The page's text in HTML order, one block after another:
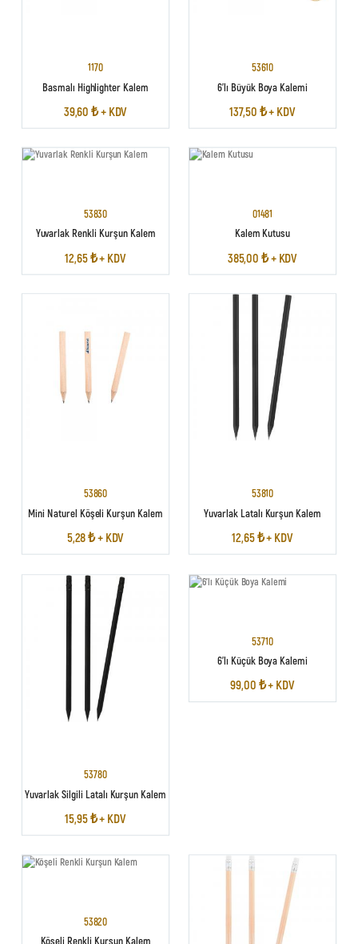
1170
Basmalı Highlighter Kalem
39,60 ₺ + KDV
53610
6’lı Büyük Boya Kalemi
137,50 ₺ + KDV
53830
Yuvarlak Renkli Kurşun Kalem
12,65 ₺ + KDV
01481
Kalem Kutusu
385,00 ₺ + KDV
53860
Mini Naturel Köşeli Kurşun Kalem
5,28 ₺ + KDV
53810
Yuvarlak Latalı Kurşun Kalem
12,65 ₺ + KDV
53780
Yuvarlak Silgili Latalı Kurşun Kalem
15,95 ₺ + KDV
53710
6'lı Küçük Boya Kalemi
99,00 ₺ + KDV
53820
Köşeli Renkli Kurşun Kalem